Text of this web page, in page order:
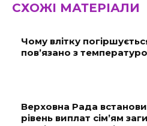
СХОЖІ МАТЕРІАЛИ
Чому влітку
пов’язано з
Верховна Рада
рівень виплат сім’ям